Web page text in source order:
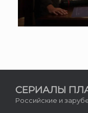
СЕРИАЛЫ
Российские и